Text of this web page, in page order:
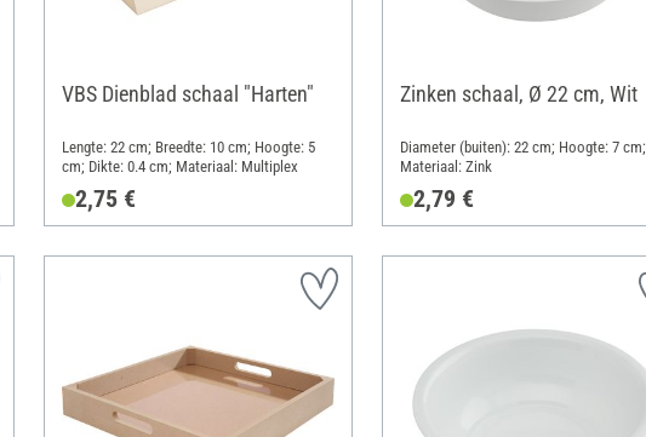
VBS Dienblad schaal "Harten"
Lengte: 22 cm; Breedte: 10 cm; Hoogte: 5
cm; Dikte: 0.4 cm; Materiaal: Multiplex
2,75 €
Zinken schaal, Ø 22 cm, Wit
Diameter (buiten): 22 cm; Hoogte: 7 cm;
Materiaal: Zink
2,79 €